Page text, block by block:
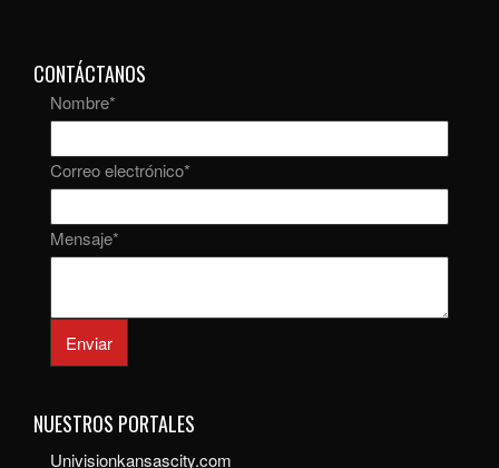
CONTÁCTANOS
Nombre*
Correo electrónico*
Mensaje*
Enviar
NUESTROS PORTALES
Univisionkansascity.com